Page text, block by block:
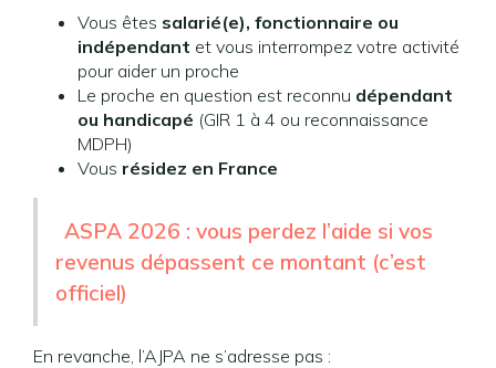
Vous êtes salarié(e), fonctionnaire ou
indépendant et vous interrompez votre activité
pour aider un proche
Le proche en question est reconnu dépendant
ou handicapé (GIR 1 à 4 ou reconnaissance
MDPH)
Vous résidez en France
ASPA 2026 : vous perdez l’aide si vos
revenus dépassent ce montant (c’est
officiel)
En revanche, l’AJPA ne s’adresse pas :